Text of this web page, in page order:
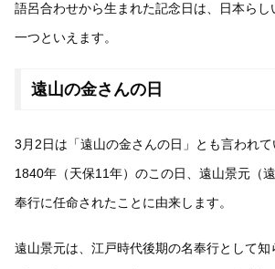
語呂合わせから生まれた記念日は、日本ら
一つといえます。
遠山の金さんの日
3月2日は「遠山の金さんの日」とも言われて
1840年（天保11年）のこの日、遠山景元（
奉行に任命されたことに由来します。
遠山景元は、江戸時代後期の名奉行として知